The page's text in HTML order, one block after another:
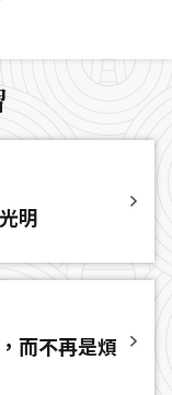
明
而不再是煩